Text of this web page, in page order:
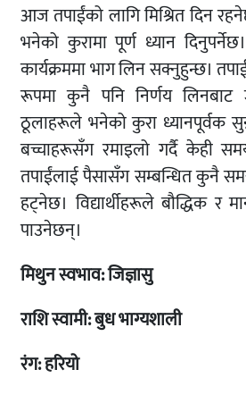
आज तपाईंको लागि मिश्रित दिन
भनेको कुरामा पूर्ण ध्यान
कार्यक्रममा भाग लिन सक्नुहुन्छ।
रूपमा कुनै पनि निर्णय लिनबाट
ठूलाहरूले भनेको कुरा ध्यानपूर्वक
बच्चाहरूसँग रमाइलो गर्दै केही
तपाईंलाई पैसासँग सम्बन्धित कुनै
हट्नेछ। विद्यार्थीहरूले बौद्धिक र
पाउनेछन्।
मिथुन स्वभाव: जिज्ञासु
राशि स्वामी: बुध भाग्यशाली
रंग: हरियो